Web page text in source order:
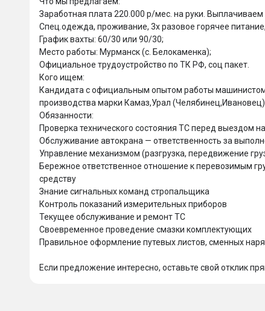
Заработная плата 220.000 р/мес. на руки. Выплачиваем
Спец.одежда, проживание, 3х разовое горячее
График вахты: 60/30 или 90/30;
Место работы: Мурманск (с. Белокаменка);
Официальное трудоустройство по ТК РФ, соц пакет.
Кого ищем:
Кандидата с официальным опытом работы
производства марки Камаз,Урал
Обязанности:
Проверка технического состояния ТС перед выездом
Обслуживание автокрана — ответственность за
Управление механизмом (разгрузка, передвижение
Бережное ответственное отношение к перевозимым
средству
Знание сигнальных команд стропальщика
Контроль показаний измерительных приборов
Текущее обслуживание и ремонт ТС
Своевременное проведение смазки комплектующих
Правильное оформление путевых листов, сменных
Если предложение интересно, оставьте свой отклик